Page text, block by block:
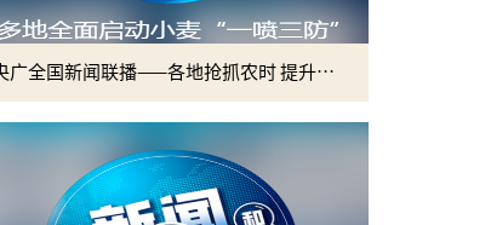
央广全国新闻联播——各地抢抓农时 提升春管效率 夯实夏粮增收基础 (2)